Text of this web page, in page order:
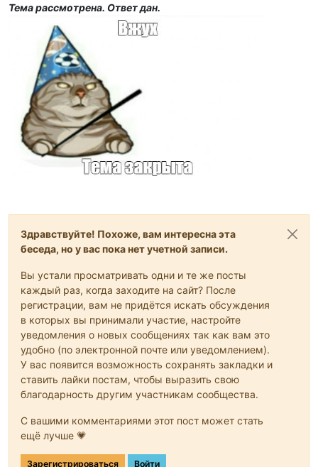
Тема рассмотрена. Ответ дан.
Здравствуйте! Похоже, вам интересна эта
беседа, но у вас пока нет учетной записи.
Вы устали просматривать одни и те же посты
каждый раз, когда заходите на сайт? После
регистрации, вам не придётся искать обсуждения
в которых вы принимали участие, настройте
уведомления о новых сообщениях так как вам это
удобно (по электронной почте или уведомлением).
У вас появится возможность сохранять закладки и
ставить лайки постам, чтобы выразить свою
благодарность другим участникам сообщества.
С вашими комментариями этот пост может стать
ещё лучше 💗
Зарегистрироваться Войти